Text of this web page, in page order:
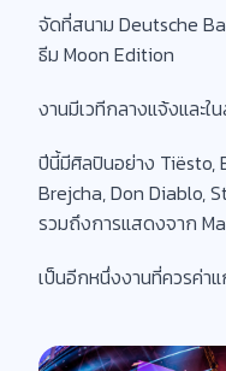
จัดที่สนาม Deutsche
ธีม Moon Edition
งานมีเวทีกลางแจ้งและใ
ปีนี้มีศิลปินอย่าง Tiësto,
Brejcha, Don Diablo,
รวมถึงการแสดงจาก
เป็นอีกหนึ่งงานที่ควรค่า